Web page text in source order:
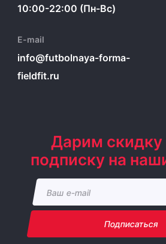
10:00-22:00 (Пн-Вс)
E-mail
info@futbolnaya-forma-
fieldfit.ru
Дарим скидку
подписку на
Подписаться